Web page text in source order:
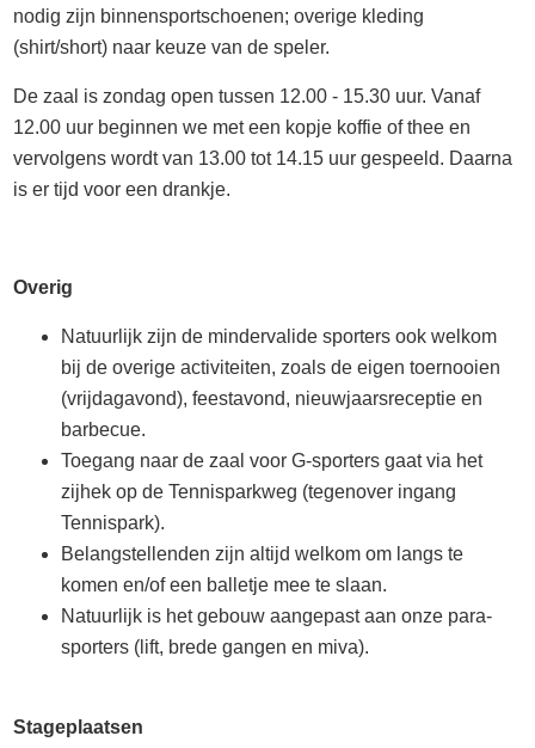
nodig zijn binnensportschoenen; overige kleding
(shirt/short) naar keuze van de speler.
De zaal is zondag open tussen 12.00 - 15.30 uur. Vanaf
12.00 uur beginnen we met een kopje koffie of thee en
vervolgens wordt van 13.00 tot 14.15 uur gespeeld. Daarna
is er tijd voor een drankje.
Overig
Natuurlijk zijn de mindervalide sporters ook welkom
bij de overige activiteiten, zoals de eigen toernooien
(vrijdagavond), feestavond, nieuwjaarsreceptie en
barbecue.
Toegang naar de zaal voor G-sporters gaat via het
zijhek op de Tennisparkweg (tegenover ingang
Tennispark).
Belangstellenden zijn altijd welkom om langs te
komen en/of een balletje mee te slaan.
Natuurlijk is het gebouw aangepast aan onze para-
sporters (lift, brede gangen en miva).
Stageplaatsen